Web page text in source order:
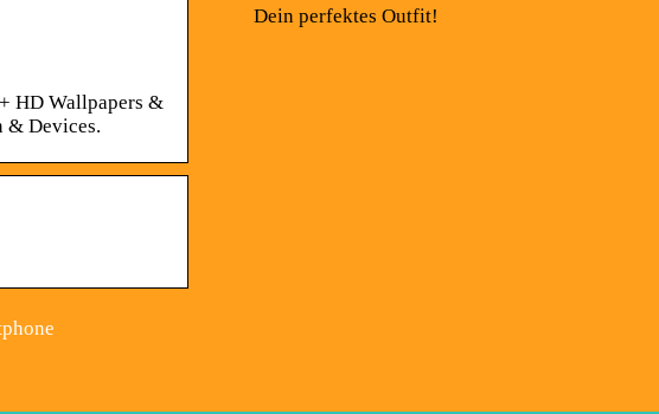
HD Wallpapers &
& Devices.
Dein perfektes Outfit!